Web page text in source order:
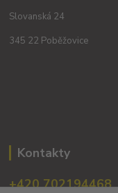
Slovanská 24
345 22 Poběžovice
Kontakty
+420 702194468